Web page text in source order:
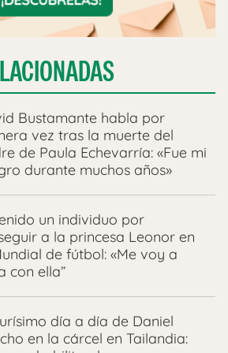
Bustamante habla por
vez tras la muerte del
de Paula Echevarría: «Fue mi
durante muchos años»
un individuo por
a la princesa Leonor en
de fútbol: «Me voy a
con ella”
día a día de Daniel
en la cárcel en Tailandia: